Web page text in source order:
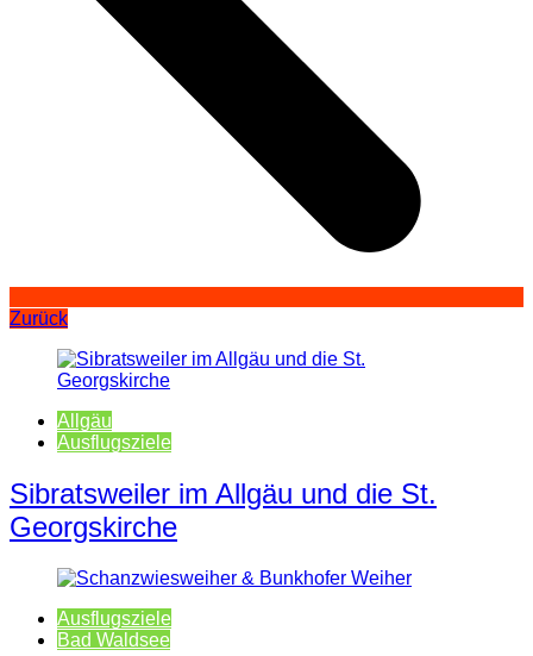
Zurück
Allgäu
Ausflugsziele
Sibratsweiler im Allgäu und die St.
Georgskirche
Ausflugsziele
Bad Waldsee